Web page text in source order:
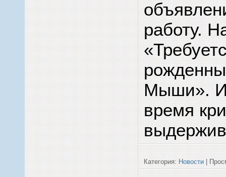
работу.
Мыши».
время
Категория: Новости |